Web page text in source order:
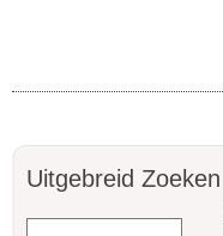
Uitgebreid Zoeken